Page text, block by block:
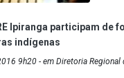
Ipiranga participam de
indígenas
9h20 - em Diretoria Regional